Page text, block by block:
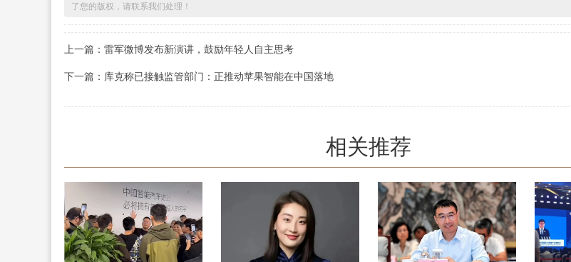
了您的版权，请联系我们处理！
上一篇：雷军微博发布新演讲，鼓励年轻人自主思考
下一篇：库克称已接触监管部门：正推动苹果智能在中国落地
相关推荐